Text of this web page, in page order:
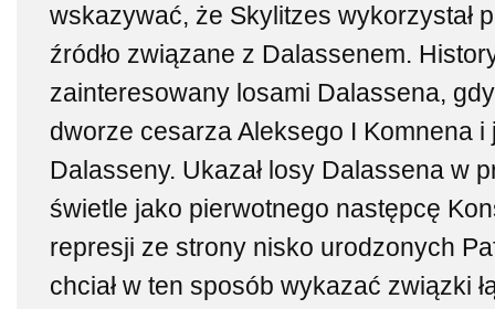
wskazywać, że Skylitzes wykorzystał
źródło związane z Dalassenem.
zainteresowany losami Dalassena,
dworze cesarza Aleksego I Komnena i
Dalasseny. Ukazał losy Dalassena w
świetle jako pierwotnego następcę
represji ze strony nisko urodzonych
chciał w ten sposób wykazać związki